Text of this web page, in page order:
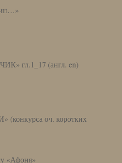
гл.1_17 (англ. en)
оч. коротких
«Афоня»